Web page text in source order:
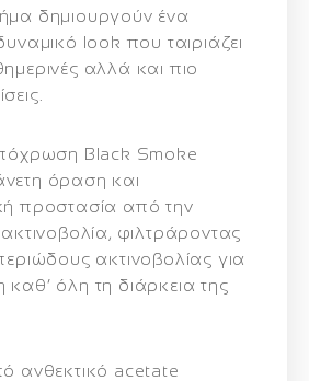
δημιουργούν ένα
look που ταιριάζει
αλλά και πιο
Black Smoke
όραση και
προστασία από την
φιλτράροντας
ακτινοβολίας για
όλη τη διάρκεια της
ανθεκτικό acetate